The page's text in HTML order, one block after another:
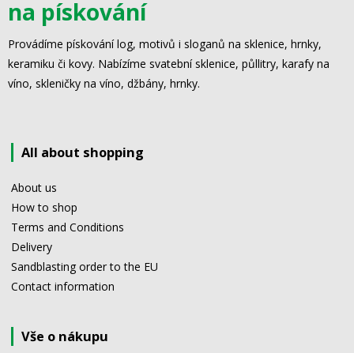
na pískování
Provádíme pískování log, motivů i sloganů na sklenice, hrnky,
keramiku či kovy. Nabízíme svatební sklenice, půllitry, karafy na
víno, skleničky na víno, džbány, hrnky.
All about shopping
About us
How to shop
Terms and Conditions
Delivery
Sandblasting order to the EU
Contact information
Vše o nákupu